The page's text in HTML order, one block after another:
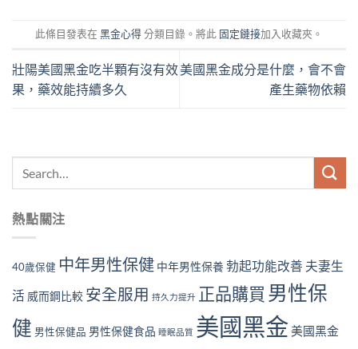
此條目發表在 黑金心得分類目錄。將此 固定鏈接加入收藏夾。
壯陽美國黑金吃半顆有沒有效
果，藥效能持續多久
美國黑金成分是什麼，會不會
產生藥物依賴
熱點關注
40歲保健 中年男性保健 中年男性保養 勃起功能改善 夫妻生
活 威而鋼比較 安全服用 持久力提升 正品購買 男性保
健 男性保健品 男性保健食品 睡眠品質 美國黑金美國黑金